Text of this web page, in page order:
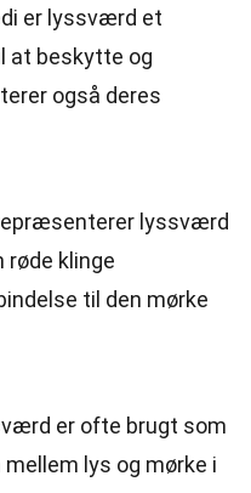
er lyssværd et
at beskytte og
også deres
lyssværd
røde klinge
til den mørke
er ofte brugt som
lys og mørke i